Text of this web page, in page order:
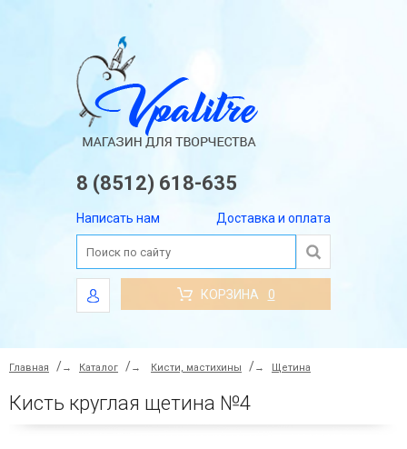
8 (8512) 618-635
Написать нам Доставка и оплата
КОРЗИНА 0
Главная → Каталог → Кисти, мастихины → Щетина
Кисть круглая щетина №4